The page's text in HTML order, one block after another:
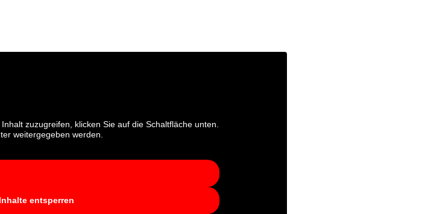
zuzugreifen, klicken Sie auf die Schaltfläche unten.
weitergegeben werden.
entsperren